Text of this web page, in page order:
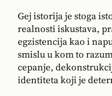
Gej istorija je stoga
realnosti iskustava,
egzistencija kao i
smislu u kom to
cepanje,
identiteta koji je